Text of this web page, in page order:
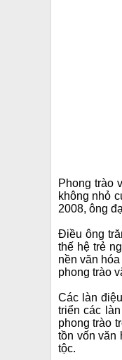
Phong trào
không nhỏ
2008, ông
Điều ông
thế hệ trẻ
nền văn
phong trào
Các làn
triển các
phong trào
tồn vốn văn
tộc.